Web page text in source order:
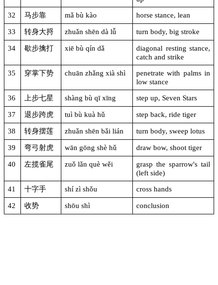
32 马步靠 mǎ bù kào horse stance, lean
33 转身大捋 zhuǎn shēn dà lǚ turn body, big stroke
34 歇步擒打 xiē bù qín dǎ
diagonal resting stance,
catch and strike
35 穿掌下势 chuān zhǎng xià shì
penetrate with palms in
low stance
36 上步七星 shàng bù qī xīng step up, Seven Stars
37 退步跨虎 tuì bù kuà hǔ step back, ride tiger
38 转身摆莲 zhuǎn shēn bǎi lián turn body, sweep lotus
39 弯弓射虎 wān gōng shè hǔ draw bow, shoot tiger
40 左揽雀尾 zuǒ lǎn què wěi
grasp the sparrow's tail
(left side)
41 十字手 shí zì shǒu cross hands
42 收势 shōu shì conclusion